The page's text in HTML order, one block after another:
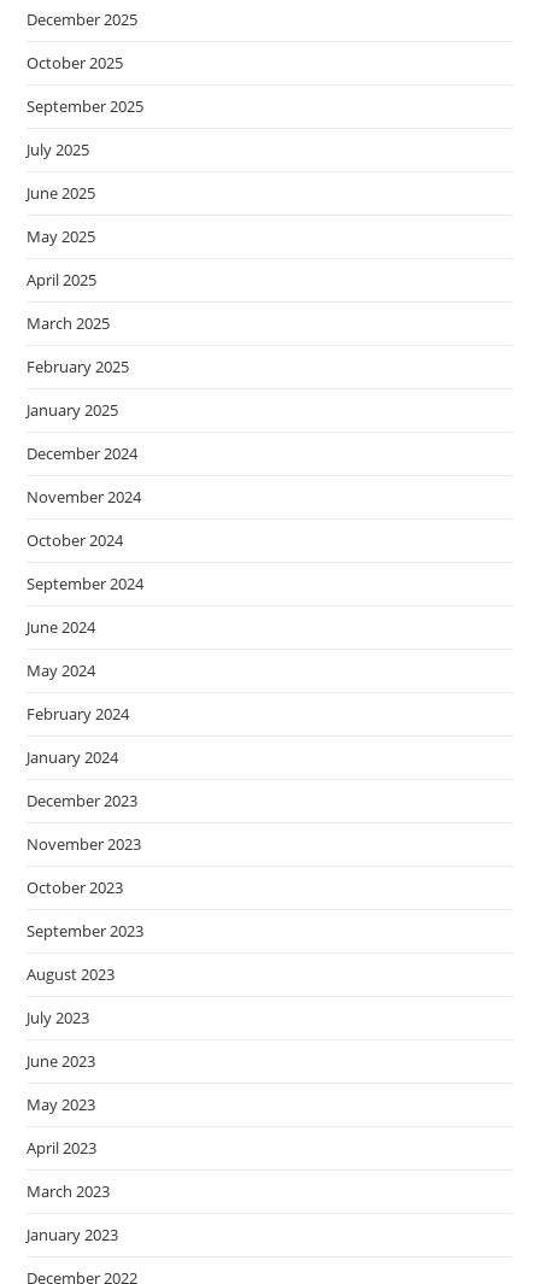
December 2025
October 2025
September 2025
July 2025
June 2025
May 2025
April 2025
March 2025
February 2025
January 2025
December 2024
November 2024
October 2024
September 2024
June 2024
May 2024
February 2024
January 2024
December 2023
November 2023
October 2023
September 2023
August 2023
July 2023
June 2023
May 2023
April 2023
March 2023
January 2023
December 2022